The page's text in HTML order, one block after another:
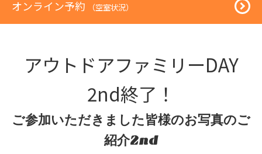
オンライン予約 （空室状況）
アウトドアファミリーDAY
2nd終了！
ご参加いただきました皆様のお写真のご
紹介2nd